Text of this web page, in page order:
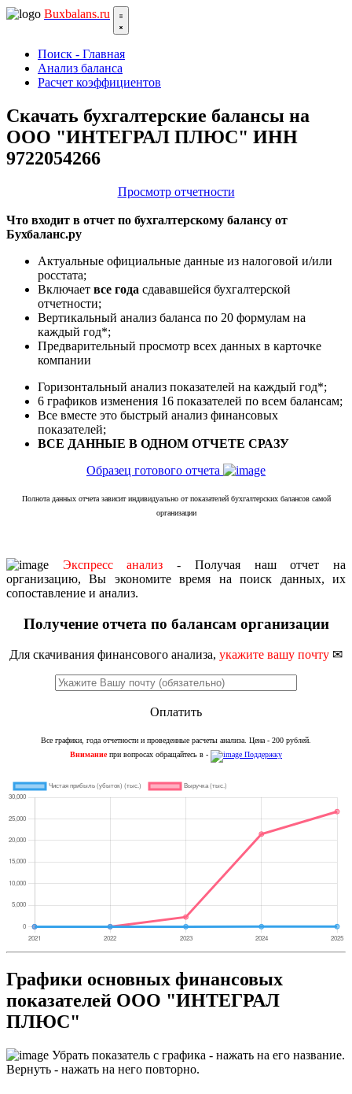
Buxbalans.ru
Поиск - Главная
Анализ баланса
Расчет коэффициентов
Скачать бухгалтерские балансы на
ООО "ИНТЕГРАЛ ПЛЮС" ИНН
9722054266
Просмотр отчетности
Что входит в отчет по бухгалтерскому балансу от
Бухбаланс.ру
Актуальные официальные данные из налоговой и/или
росстата;
Включает все года сдававшейся бухгалтерской
отчетности;
Вертикальный анализ баланса по 20 формулам на
каждый год*;
Предварительный просмотр всех данных в карточке
компании
Горизонтальный анализ показателей на каждый год*;
6 графиков изменения 16 показателей по всем балансам;
Все вместе это быстрый анализ финансовых
показателей;
ВСЕ ДАННЫЕ В ОДНОМ ОТЧЕТЕ СРАЗУ
Образец готового отчета
Полнота данных отчета зависит индивидуально от показателей бухгалтерских балансов самой
организации
Экспресс анализ - Получая наш отчет на
организацию, Вы экономите время на поиск данных, их
сопоставление и анализ.
Получение отчета по балансам организации
Для скачивания финансового анализа, укажите вашу почту ✉
Оплатить
Все графики, года отчетности и проведенные расчеты анализа. Цена - 200 рублей.
Внимание при вопросах обращайтесь в - Поддержку
Графики основных финансовых
показателей ООО "ИНТЕГРАЛ
ПЛЮС"
Убрать показатель с графика - нажать на его название.
Вернуть - нажать на него повторно.